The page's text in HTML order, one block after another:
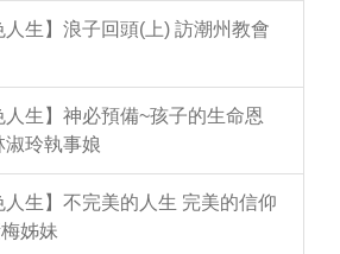
生】浪子回頭(上) 訪潮州教會
生】神必預備~孩子的生命恩
淑玲執事娘
生】不完美的人生 完美的信仰
姊妹